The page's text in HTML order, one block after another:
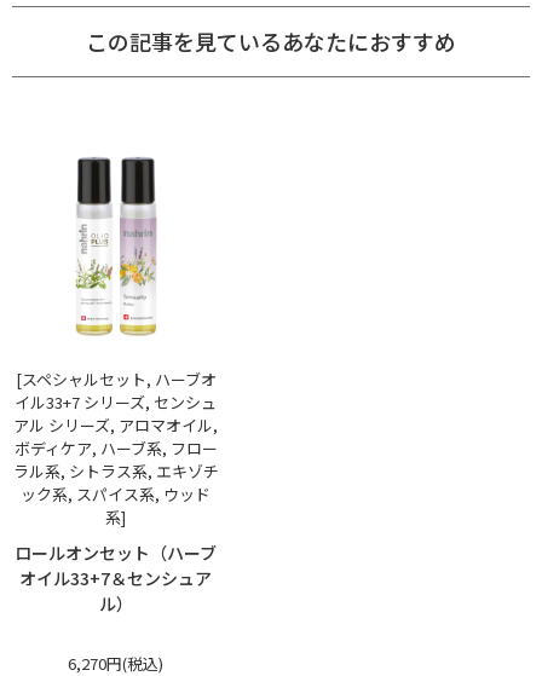
この記事を見ているあなたにおすすめ
[スペシャルセット, ハーブオ
イル33+7 シリーズ, センシュ
アル シリーズ, アロマオイル,
ボディケア, ハーブ系, フロー
ラル系, シトラス系, エキゾチ
ック系, スパイス系, ウッド
系]
ロールオンセット（ハーブ
オイル33+7＆センシュア
ル）
6,270円(税込)